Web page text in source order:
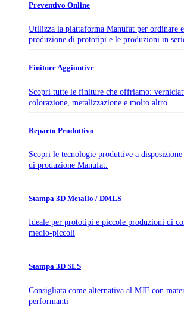
Preventivo Online
Utilizza la piattaforma Manufat per ordinare
produzione di prototipi e le produzioni in
Finiture Aggiuntive
Scopri tutte le finiture che offriamo:
colorazione, metalizzazione e molto altro.
Reparto Produttivo
Scopri le tecnologie produttive a
di produzione Manufat.
Stampa 3D Metallo / DMLS
Ideale per prototipi e piccole produzioni di
medio-piccoli
Stampa 3D SLS
Consigliata come alternativa al MJF con
performanti